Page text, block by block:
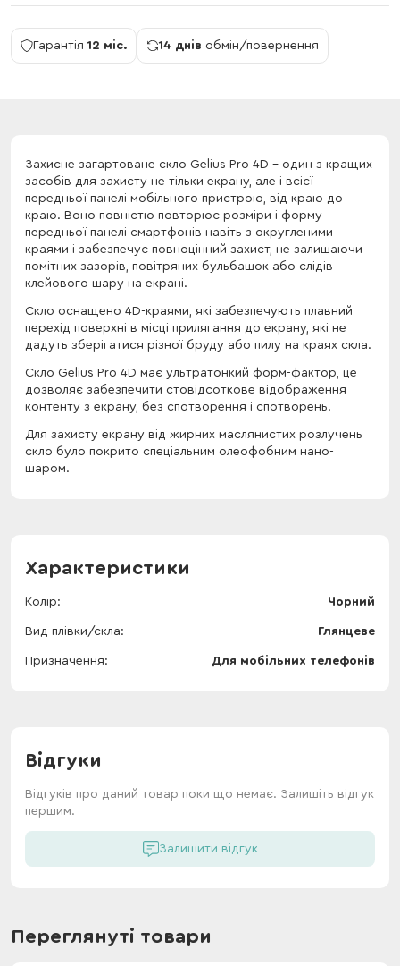
Гарантія 12 міс. 14 днів обмін/повернення
Захисне загартоване скло Gelius Pro 4D - один з кращих
засобів для захисту не тільки екрану, але і всієї
передньої панелі мобільного пристрою, від краю до
краю. Воно повністю повторює розміри і форму
передньої панелі смартфонів навіть з округленими
краями і забезпечує повноцінний захист, не залишаючи
помітних зазорів, повітряних бульбашок або слідів
клейового шару на екрані.
Скло оснащено 4D-краями, які забезпечують плавний
перехід поверхні в місці прилягання до екрану, які не
дадуть зберігатися різної бруду або пилу на краях скла.
Скло Gelius Pro 4D має ультратонкий форм-фактор, це
дозволяє забезпечити стовідсоткове відображення
контенту з екрану, без спотворення і спотворень.
Для захисту екрану від жирних маслянистих розлучень
скло було покрито спеціальним олеофобним нано-
шаром.
Характеристики
Колір Чорний
Вид плівки/скла Глянцеве
Призначення Для мобільних телефонів
Відгуки
Відгуків про даний товар поки що немає. Залишіть відгук
першим.
Залишити відгук
Переглянуті товари